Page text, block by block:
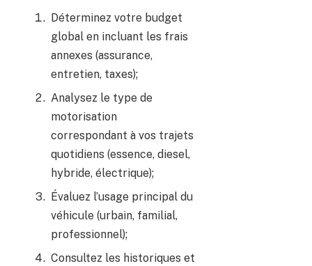
Déterminez votre budget
global en incluant les frais
annexes (assurance,
entretien, taxes);
Analysez le type de
motorisation
correspondant à vos trajets
quotidiens (essence, diesel,
hybride, électrique);
Évaluez l’usage principal du
véhicule (urbain, familial,
professionnel);
Consultez les historiques et